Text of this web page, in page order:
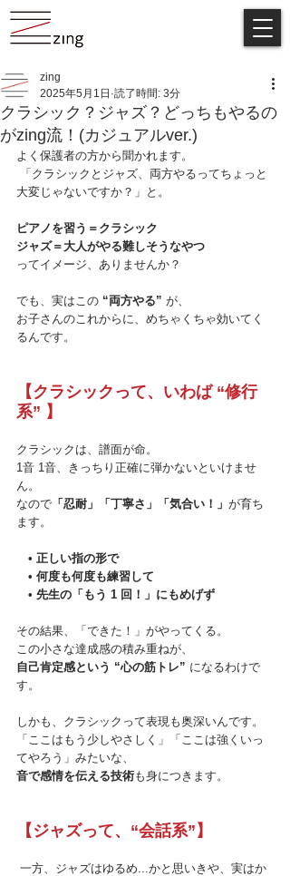
クラシック？ジャズ？どっちもやるの
がzing流！(カジュアルver.)
zing
2025年5月1日 読了時間: 3分
よく保護者の方から聞かれます。
大変じゃないですか？」と。
ピアノを習う＝クラシック
ジャズ＝大人がやる難しそうなやつ
ってイメージ、ありませんか？
でも、実はこの “両方やる” が、
お子さんのこれからに、めちゃくちゃ効いてく
るんです。
【クラシックって、いわば “修行
系” 】
クラシックは、譜面が命。
1音 1音、きっちり正確に弾かないといけませ
ん。
なので 「忍耐」「丁寧さ」「気合い！」 が育ち
ます。
• 正しい指の形で
• 何度も何度も練習して
• 先生の「もう 1 回！」にもめげず
その結果、「できた！」がやってくる。
この小さな達成感の積み重ねが、
自己肯定感という “心の筋トレ” になるわけで
す。
しかも、クラシックって表現も奥深いんです。
「ここはもう少しやさしく」「ここは強くいっ
てやろう」みたいな、
音で感情を伝える技術も身につきます。
【ジャズって、“会話系”】